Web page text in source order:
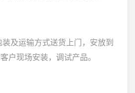
运输方式送货上门，安放到
户现场安装，调试产品。